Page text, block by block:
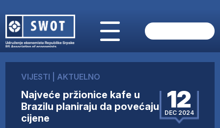
O NAMA
AKTUELNO
ANALIZE
KOMPANIJE
VIJESTI AKTUELNO
Najveće pržionice kafe u
Brazilu planiraju da povećaju
cijene
12
DEC 2024